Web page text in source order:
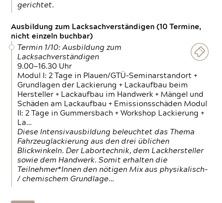
gerichtet.
Ausbildung zum Lacksachverständigen (10 Termine,
nicht einzeln buchbar)
Termin 1/10: Ausbildung zum
Lacksachverständigen
9.00—16.30 Uhr
Modul I: 2 Tage in Plauen/GTÜ-Seminarstandort +
Grundlagen der Lackierung + Lackaufbau beim
Hersteller + Lackaufbau im Handwerk + Mängel und
Schäden am Lackaufbau + Emissionsschäden Modul
II: 2 Tage in Gummersbach + Workshop Lackierung +
La…
Diese Intensivausbildung beleuchtet das Thema
Fahrzeuglackierung aus den drei üblichen
Blickwinkeln. Der Labortechnik, dem Lackhersteller
sowie dem Handwerk. Somit erhalten die
Teilnehmer*Innen den nötigen Mix aus physikalisch-
/ chemischem Grundlage…